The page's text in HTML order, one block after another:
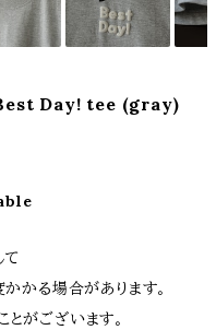
Day! tee (gray)
て
かる場合があります。
がございます。